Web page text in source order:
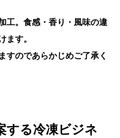
工。食感・香り・風味の違
ます。
すのであらかじめご了承く
する冷凍ビジネ